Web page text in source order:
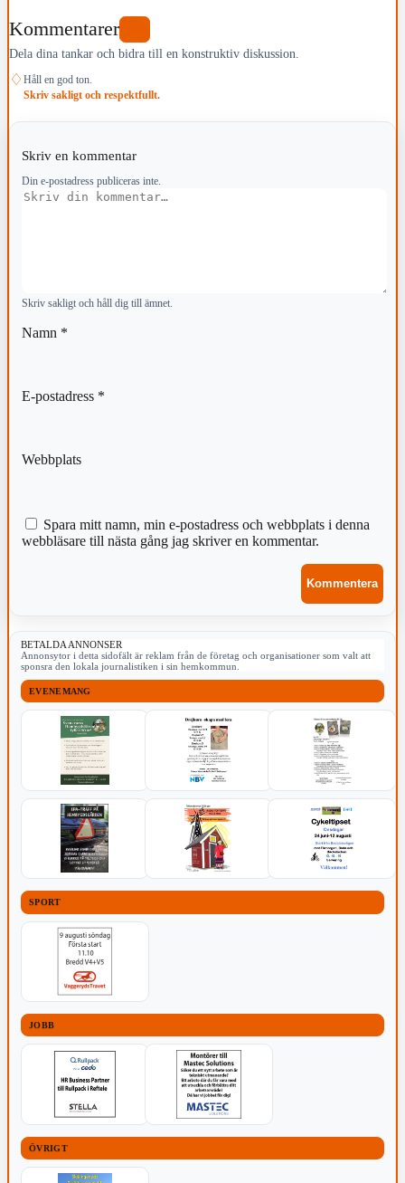
Kommentarer
Dela dina tankar och bidra till en konstruktiv diskussion.
♢ Håll en god ton.
Skriv sakligt och respektfullt.
Skriv en kommentar
Din e-postadress publiceras inte.
Kommentar
Skriv sakligt och håll dig till ämnet.
Namn *
E-postadress *
Webbplats
Spara mitt namn, min e-postadress och webbplats i denna
webbläsare till nästa gång jag skriver en kommentar.
BETALDA ANNONSER
Annonsytor i detta sidofält är reklam från de företag och organisationer som valt att
sponsra den lokala journalistiken i sin hemkommun.
EVENEMANG
SPORT
JOBB
ÖVRIGT